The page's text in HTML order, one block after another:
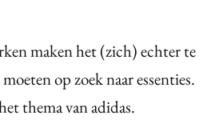
maken het (zich) echter te
op zoek naar essenties.
thema van adidas.